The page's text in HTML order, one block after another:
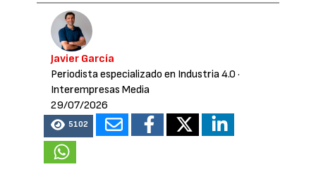
Javier García
Periodista especializado en Industria 4.0 ·
Interempresas Media
29/07/2026
5102